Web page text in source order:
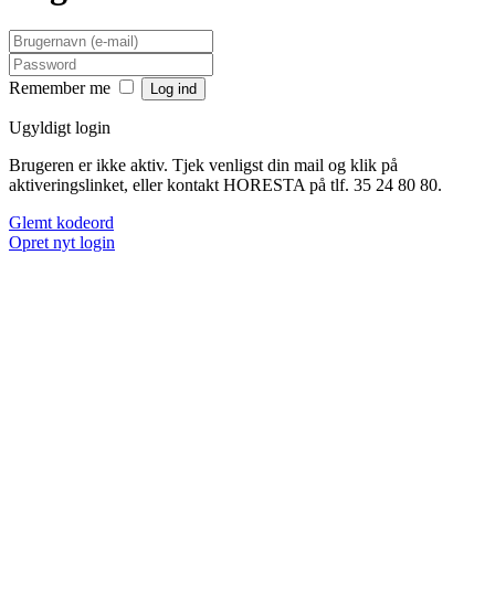
Remember me
Ugyldigt login
Brugeren er ikke aktiv. Tjek venligst din mail og klik på
aktiveringslinket, eller kontakt HORESTA på tlf. 35 24 80 80.
Glemt kodeord
Opret nyt login